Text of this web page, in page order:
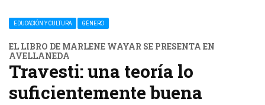
EDUCACIÓN Y CULTURA GÉNERO
EL LIBRO DE MARLENE WAYAR SE PRESENTA EN
AVELLANEDA
Travesti: una teoría lo
suficientemente buena